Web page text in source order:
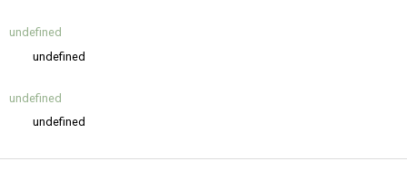
undefined
undefined
undefined
undefined